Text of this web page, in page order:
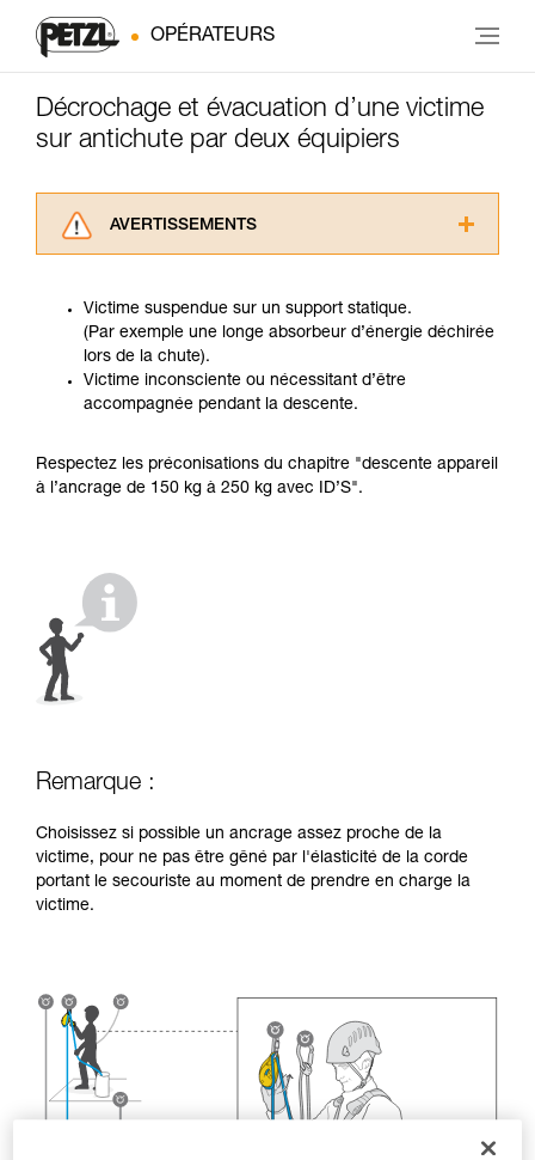
OPÉRATEURS
Décrochage et évacuation d’une victime
sur antichute par deux équipiers
AVERTISSEMENTS
consulter. Vous devez avoir compris les
informations de la notice technique pour
pouvoir comprendre ce complément
d’informations.
Maîtriser ces techniques nécessite une
avec un professionnel votre capacité à refaire
la manipulation, seul, en toute sécurité, avant
que nous ne décrivons pas ici.
Victime suspendue sur un support statique.
(Par exemple une longe absorbeur d’énergie déchirée
lors de la chute).
Victime inconsciente ou nécessitant d’être
accompagnée pendant la descente.
Respectez les préconisations du chapitre "descente appareil
à l’ancrage de 150 kg à 250 kg avec ID’S".
Remarque :
Choisissez si possible un ancrage assez proche de la
victime, pour ne pas être gêné par l'élasticité de la corde
portant le secouriste au moment de prendre en charge la
victime.